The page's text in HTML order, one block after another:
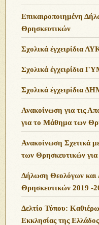
Επικαιροποιημένη
Θρησκευτικών
Σχολικά ἐγχειρίδια
Σχολικά ἐγχειρίδια
Σχολικά ἐγχειρίδια
Ανακοίνωση για τις
για το Μάθημα των
Ανακοίνωση Σχετικά
των Θρησκευτικών για
Δήλωση Θεολόγων
Θρησκευτικών 2019 -
Δελτίο Τύπου:
Εκκλησίας της